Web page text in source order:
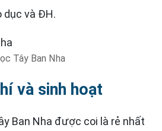
dục và ĐH.
Tây Ban Nha
và sinh hoạt
Ban Nha được coi là rẻ nhất